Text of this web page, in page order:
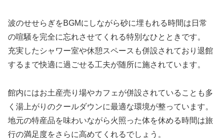
波のせせらぎをBGMにしながら砂に埋もれる時間は日常
の喧騒を完全に忘れさせてくれる特別なひとときです。
充実したシャワー室や休憩スペースも併設されており退館
するまで快適に過ごせる工夫が随所に施されています。
館内にはお土産売り場やカフェが併設されていることも多
く湯上がりのクールダウンに最適な環境が整っています。
地元の特産品を味わいながら火照った体を休める時間は旅
行の満足度をさらに高めてくれるでしょう。